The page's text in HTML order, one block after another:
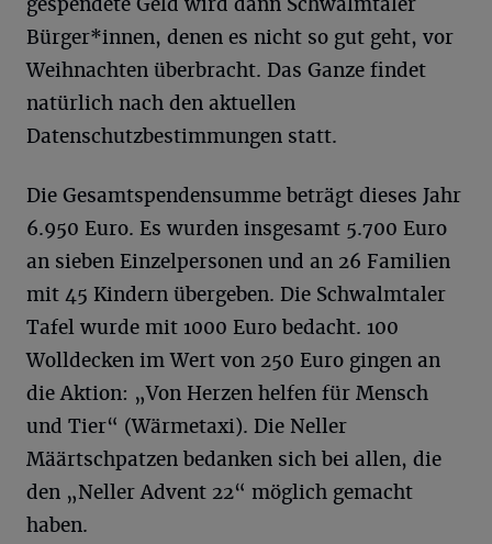
Bürger*innen, denen es nicht so gut geht, vor
Weihnachten überbracht. Das Ganze findet
natürlich nach den aktuellen
Datenschutzbestimmungen statt.
Die Gesamtspendensumme beträgt dieses Jahr
6.950 Euro. Es wurden insgesamt 5.700 Euro
an sieben Einzelpersonen und an 26 Familien
mit 45 Kindern übergeben. Die Schwalmtaler
Tafel wurde mit 1000 Euro bedacht. 100
Wolldecken im Wert von 250 Euro gingen an
die Aktion: „Von Herzen helfen für Mensch
und Tier“ (Wärmetaxi). Die Neller
Määrtschpatzen bedanken sich bei allen, die
den „Neller Advent 22“ möglich gemacht
haben.